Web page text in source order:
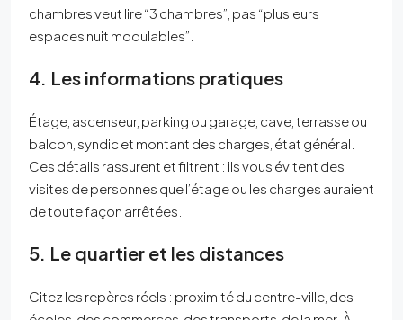
chambres veut lire “3 chambres”, pas “plusieurs
espaces nuit modulables”.
4. Les informations pratiques
Étage, ascenseur, parking ou garage, cave, terrasse ou
balcon, syndic et montant des charges, état général.
Ces détails rassurent et filtrent : ils vous évitent des
visites de personnes que l’étage ou les charges auraient
de toute façon arrêtées.
5. Le quartier et les distances
Citez les repères réels : proximité du centre-ville, des